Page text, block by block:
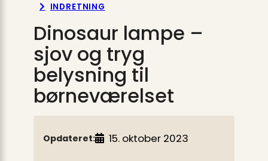
INDRETNING
Dinosaur lampe –
sjov og tryg
belysning til
børneværelset
Opdateret: 15. oktober 2023